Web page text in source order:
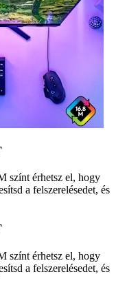
színt érhetsz el, hogy
a felszerelésedet, és
színt érhetsz el, hogy
a felszerelésedet, és